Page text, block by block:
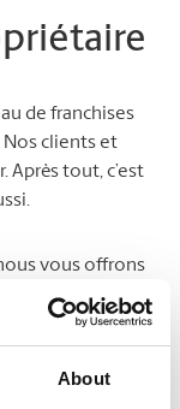
About
de franchises
Nos clients et
tout, c’est
vous offrons